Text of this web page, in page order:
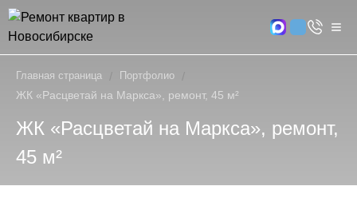
Главная страница Портфолио
ЖК «Расцветай на Маркса», ремонт, 45 м²
ЖК «Расцветай на Маркса», ремонт,
45 м²